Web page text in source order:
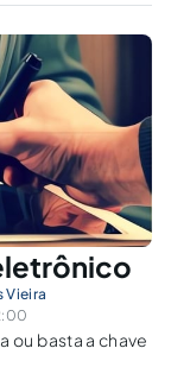
consecução
Vieira
ou basta a chave